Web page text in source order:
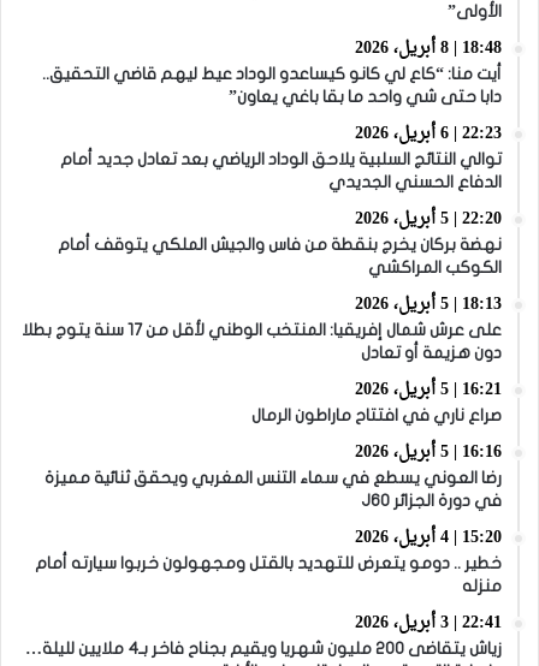
الأولى”
18:48 | 8 أبريل، 2026
أيت منا: “كاع لي كانو كيساعدو الوداد عيط ليهم قاضي التحقيق..
دابا حتى شي واحد ما بقا باغي يعاون”
22:23 | 6 أبريل، 2026
توالي النتائج السلبية يلاحق الوداد الرياضي بعد تعادل جديد أمام
الدفاع الحسني الجديدي
22:20 | 5 أبريل، 2026
نهضة بركان يخرج بنقطة من فاس والجيش الملكي يتوقف أمام
الكوكب المراكشي
18:13 | 5 أبريل، 2026
على عرش شمال إفريقيا: المنتخب الوطني لأقل من 17 سنة يتوج بطلا
دون هزيمة أو تعادل
16:21 | 5 أبريل، 2026
صراع ناري في افتتاح ماراطون الرمال
16:16 | 5 أبريل، 2026
رضا العوني يسطع في سماء التنس المغربي ويحقق ثنائية مميزة
في دورة الجزائر J60
15:20 | 4 أبريل، 2026
خطير .. دومو يتعرض للتهديد بالقتل ومجهولون خربوا سيارته أمام
منزله
22:41 | 3 أبريل، 2026
زياش يتقاضى 200 مليون شهريا ويقيم بجناح فاخر بـ4 ملايين لليلة…